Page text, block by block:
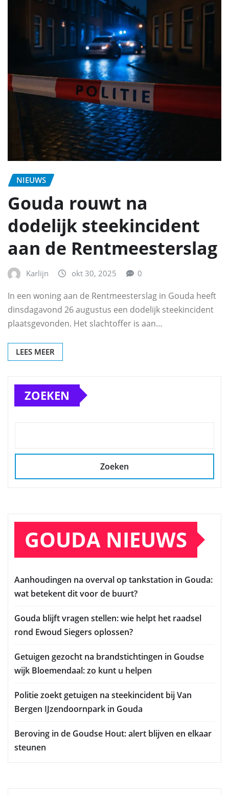
NIEUWS
Gouda rouwt na
dodelijk steekincident
aan de Rentmeesterslag
Karlijn okt 30, 2025 0
In een woning aan de Rentmeesterslag in Gouda heeft
dinsdagavond 26 augustus een dodelijk steekincident
plaatsgevonden. Het slachtoffer is aan…
LEES MEER
ZOEKEN
Zoeken
GOUDA NIEUWS
Aanhoudingen na overval op tankstation in Gouda:
wat betekent dit voor de buurt?
Gouda blijft vragen stellen: wie helpt het raadsel
rond Ewoud Siegers oplossen?
Getuigen gezocht na brandstichtingen in Goudse
wijk Bloemendaal: zo kunt u helpen
Politie zoekt getuigen na steekincident bij Van
Bergen IJzendoornpark in Gouda
Beroving in de Goudse Hout: alert blijven en elkaar
steunen